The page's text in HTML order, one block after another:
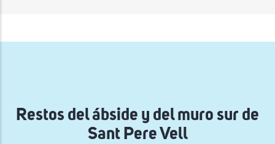
ayuda
Restos del ábside y del muro sur de
Sant Pere Vell